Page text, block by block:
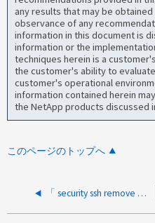
any results that may be
observance of any
information in this document is
information or the
techniques herein is a
the customer's ability to
customer's operational
information contained herein
the NetApp products discussed
このページのトップへ
「 security ssh remove 」をに実行するとクラスタへの SSH が失敗します MAC アルゴリズムを変更します